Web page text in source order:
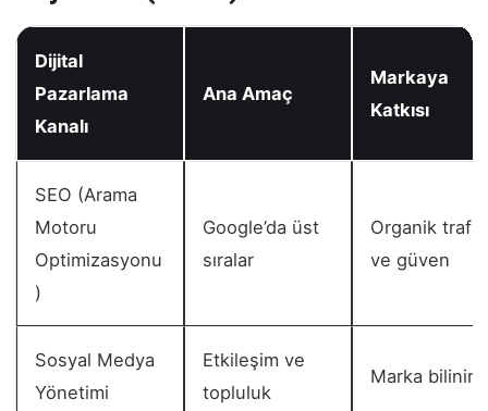
Dijital
Pazarlama
Kanalı
Ana Amaç
Markaya
Katkısı
SEO (Arama
Motoru
Optimizasyonu
)
Google’da üst
sıralar
Organik trafik
ve güven
Sosyal Medya
Yönetimi
Etkileşim ve
topluluk
Marka